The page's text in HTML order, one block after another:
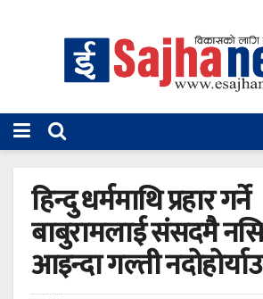
हिन्दु धर्ममाथि प्रहार गर्ने
बाबुरामलाई संसदमै
आइन्दा गल्ती